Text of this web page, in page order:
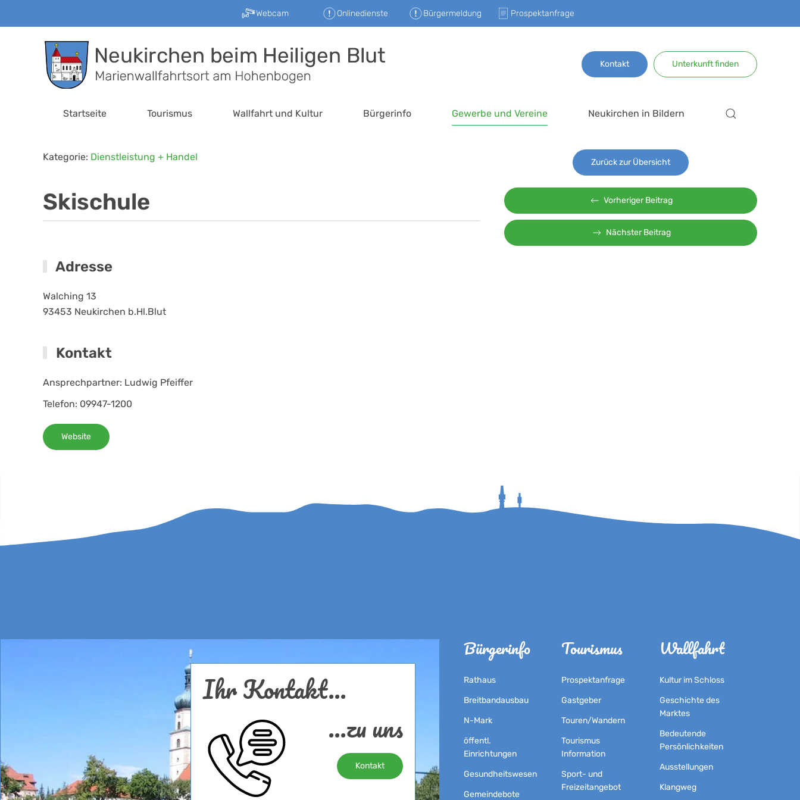
Zum Hauptinhalt springen
Webcam Onlinedienste Bürgermeldung Prospektanfrage
Kontakt Unterkunft finden
Startseite Tourismus Wallfahrt und Kultur Bürgerinfo Gewerbe und Vereine Neukirchen in Bildern
Kategorie: Dienstleistung + Handel
Skischule
Adresse
Walching 13
93453 Neukirchen b.Hl.Blut
Kontakt
Ansprechpartner: Ludwig Pfeiffer
Telefon: 09947-1200
Website
Zurück zur Übersicht
Vorheriger Beitrag
Nächster Beitrag
Ihr Kontakt...
...zu uns
Kontakt
Bürgerinfo
Rathaus
Breitbandausbau
N-Mark
öffentl.
Einrichtungen
Gesundheitswesen
Gemeindebote
Tourismus
Prospektanfrage
Gastgeber
Touren/Wandern
Tourismus
Information
Sport- und
Freizeitangebot
Wallfahrt
Kultur im Schloss
Geschichte des
Marktes
Bedeutende
Persönlichkeiten
Ausstellungen
Klangweg